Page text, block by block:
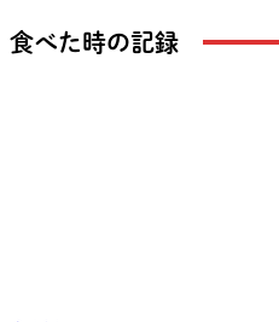
食べた時の記録